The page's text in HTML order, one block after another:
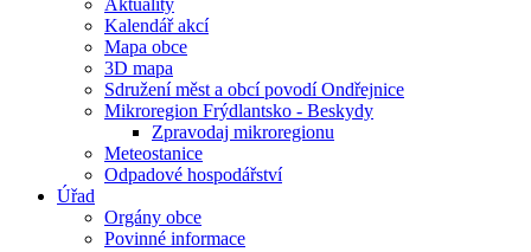
Aktuality
Kalendář akcí
Mapa obce
3D mapa
Sdružení měst a obcí povodí Ondřejnice
Mikroregion Frýdlantsko - Beskydy
Zpravodaj mikroregionu
Meteostanice
Odpadové hospodářství
Úřad
Orgány obce
Povinné informace